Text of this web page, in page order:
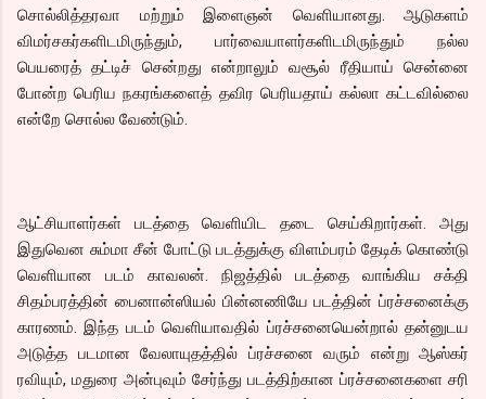
சொல்லித்தரவா மற்றும் இளைஞன் வெளியானது. ஆடுகளம்
விமர்சகர்களிடமிருந்தும், பார்வையாளர்களிடமிருந்தும் நல்ல
பெயரைத் தட்டிச் சென்றது என்றாலும் வசூல் ரீதியாய் சென்னை
போன்ற பெரிய நகரங்களைத் தவிர பெரியதாய் கல்லா கட்டவில்லை
என்றே சொல்ல வேண்டும்.
ஆட்சியாளர்கள் படத்தை வெளியிட தடை செய்கிறார்கள். அது
இதுவென சும்மா சீன் போட்டு படத்துக்கு விளம்பரம் தேடிக் கொண்டு
வெளியான படம் காவலன். நிஜத்தில் படத்தை வாங்கிய சக்தி
சிதம்பரத்தின் பைனான்ஸியல் பின்னணியே படத்தின் ப்ரச்சனைக்கு
காரணம். இந்த படம் வெளியாவதில் ப்ரச்சனையென்றால் தன்னுடய
அடுத்த படமான வேலாயுதத்தில் ப்ரச்சனை வரும் என்று ஆஸ்கர்
ரவியும், மதுரை அன்புவும் சேர்ந்து படத்திற்கான ப்ரச்சனைகளை சரி